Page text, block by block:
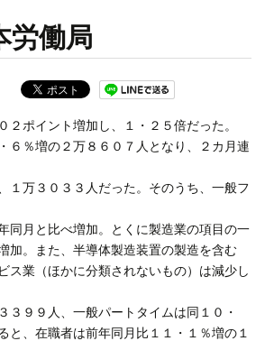
労働局
ポイント増加し、１・２５倍だった。
％増の２万８６０７人となり、２カ月連
万３０３３人だった。そのうち、一般フ
同月と比べ増加。とくに製造業の項目の一
加。また、半導体製造装置の製造を含む
ス業（ほかに分類されないもの）は減少し
９９人、一般パートタイムは同１０・
、在職者は前年同月比１１・１％増の１